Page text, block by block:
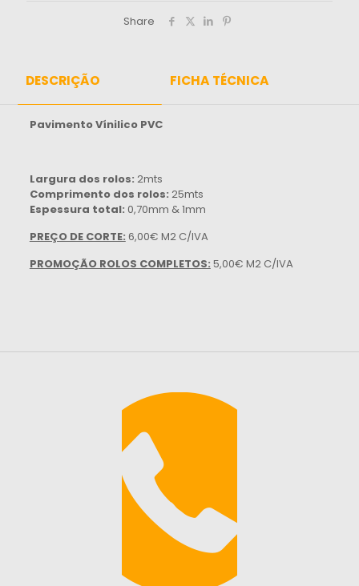
Share
DESCRIÇÃO FICHA TÉCNICA
Pavimento Vínilico PVC
Largura dos rolos: 2mts
Comprimento dos rolos: 25mts
Espessura total: 0,70mm & 1mm
PREÇO DE CORTE: 6,00€ M2 C/IVA
PROMOÇÃO ROLOS COMPLETOS: 5,00€ M2 C/IVA